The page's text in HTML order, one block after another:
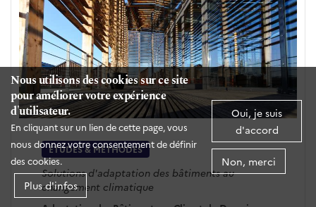
Nous utilisons des cookies sur ce site
pour améliorer votre expérience
d'utilisateur.
En cliquant sur un lien de cette page, vous
nous donnez votre consentement de définir
des cookies.
Plus d'infos
Oui, je suis
d'accord
Non, merci
ÉTUDES & MÉTHODES
Solutions d'adaptation des bâtiments au
changement climatique